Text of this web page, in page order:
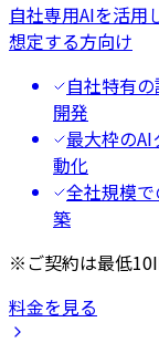
自社専用AIを活用
想定する方向け
自社特有
開発
最大枠の
動化
全社規模
築
※ご契約は最低
料金を見る